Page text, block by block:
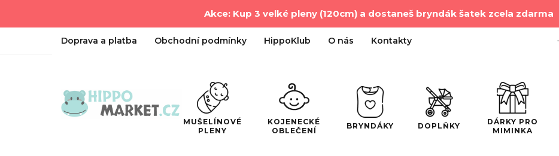
Akce: Kup 3 velké pleny (120cm) a dostaneš bryndák šatek zcela zdarma
Doprava a platba Obchodní podmínky HippoKlub O nás Kontakty
MUŠELÍNOVÉ
PLENY
KOJENECKÉ
OBLEČENÍ
BRYNDÁKY DOPLŇKY
DÁRKY PRO
MIMINKA